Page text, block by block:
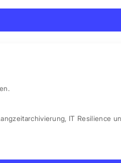
, IT Resilience